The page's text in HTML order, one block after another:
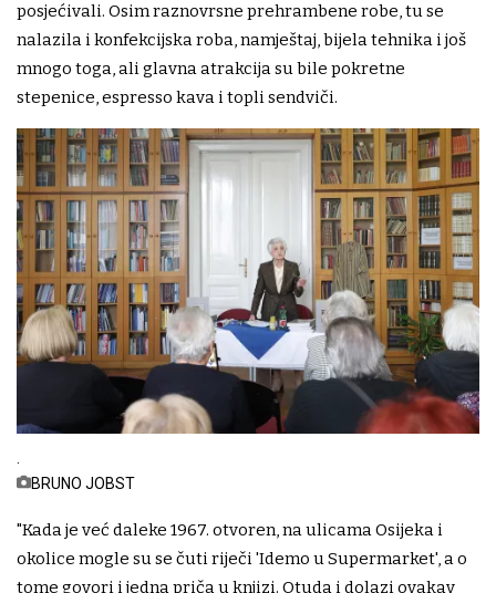
posjećivali. Osim raznovrsne prehrambene robe, tu se
nalazila i konfekcijska roba, namještaj, bijela tehnika i još
mnogo toga, ali glavna atrakcija su bile pokretne
stepenice, espresso kava i topli sendviči.
BRUNO JOBST
"Kada je već daleke 1967. otvoren, na ulicama Osijeka i
okolice mogle su se čuti riječi 'Idemo u Supermarket', a o
tome govori i jedna priča u knjizi. Otuda i dolazi ovakav